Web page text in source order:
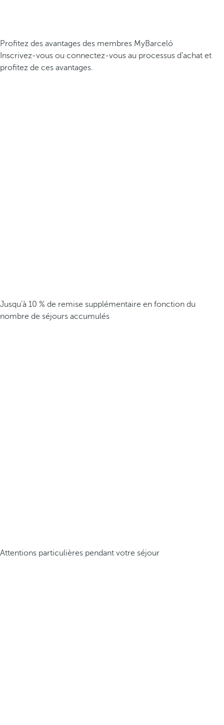
Profitez des avantages des membres MyBarceló
Inscrivez-vous ou connectez-vous au processus d’achat et
profitez de ces avantages.
Jusqu’à 10 % de remise supplémentaire en fonction du
nombre de séjours accumulés
Attentions particulières pendant votre séjour